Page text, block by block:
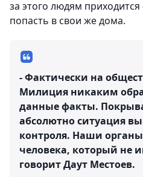
за этого людям
попасть в свои же дома.
- Фактически на
Милиция никаким
данные факты.
абсолютно ситуация
контроля. Наши
человека, который не
говорит Даут Местоев.